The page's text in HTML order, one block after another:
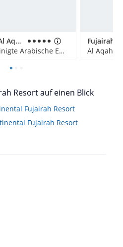
JAZ Miramar Al Aqah
Al Aqah, Vereinigte Arabische Emirate
Resort auf einen Blick
Fujairah Resort
Fujairah Resort